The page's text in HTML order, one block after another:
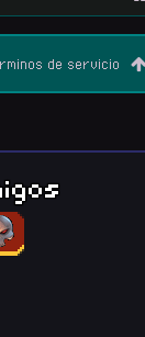
de servicio